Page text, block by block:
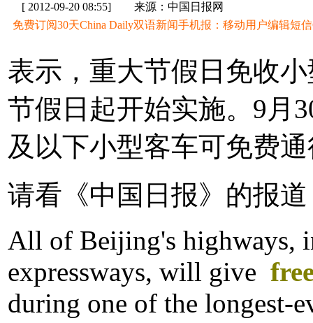
[ 2012-09-20 08:55]
来源：中国日报网
免费订阅30天China Daily双语新闻手机报：移动用户编辑短信
表示，重大节假日免收
节假日起开始实施。9月
及以下小型客车可免费
请看《中国日报》的报
All of Beijing's highways,
expressways, will give
during one of the longest-